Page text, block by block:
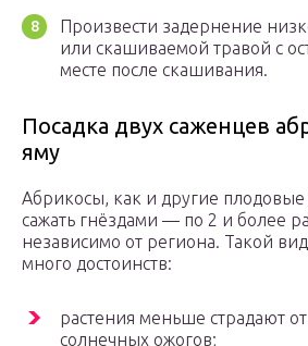
Произвести задернение
или скашиваемой травой с
месте после скашивания.
Посадка двух саженцев
яму
Абрикосы, как и другие
сажать гнёздами — по 2 и более
независимо от региона. Такой
много достоинств:
растения меньше страдают
солнечных ожогов;